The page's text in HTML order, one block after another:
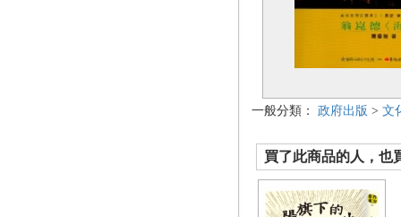
一般分類： 政府出版 > 文
買了此商品的人，也